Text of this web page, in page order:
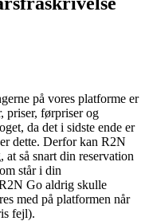
på vores platforme er
priser, førpriser og
da det i sidste ende er
dette. Derfor kan R2N
så snart din reservation
står i din
Go aldrig skulle
med på platformen når
fejl).